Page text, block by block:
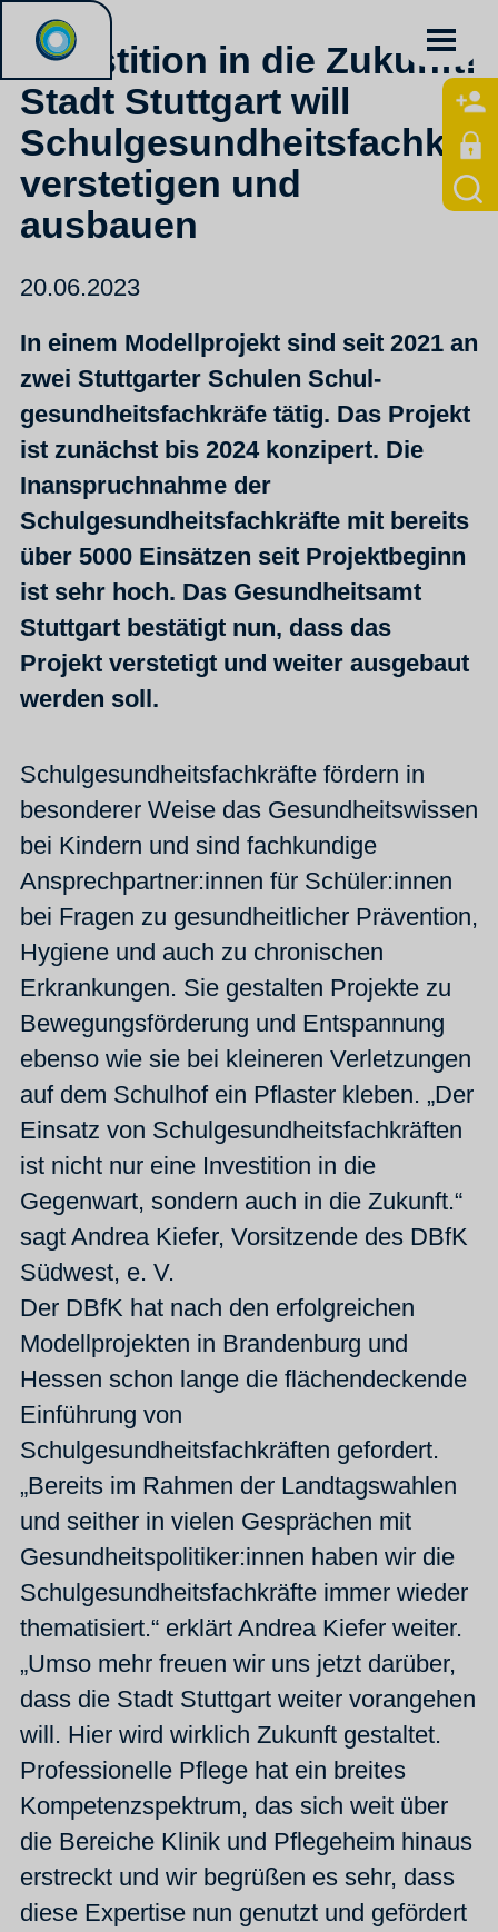
Investition in die Zukunft!
Stadt Stuttgart will
verstetigen und
ausbauen
20.06.2023
In einem Modellprojekt sind seit 2021 an
zwei Stuttgarter Schulen Schul-
gesundheitsfachkräfe tätig. Das Projekt
ist zunächst bis 2024 konzipert. Die
Inanspruchnahme der
Schulgesundheitsfachkräfte mit bereits
über 5000 Einsätzen seit Projektbeginn
ist sehr hoch. Das Gesundheitsamt
Stuttgart bestätigt nun, dass das
Projekt verstetigt und weiter ausgebaut
werden soll.
Schulgesundheitsfachkräfte fördern in
besonderer Weise das Gesundheitswissen
bei Kindern und sind fachkundige
Ansprechpartner:innen für Schüler:innen
bei Fragen zu gesundheitlicher Prävention,
Hygiene und auch zu chronischen
Erkrankungen. Sie gestalten Projekte zu
Bewegungsförderung und Entspannung
ebenso wie sie bei kleineren Verletzungen
auf dem Schulhof ein Pflaster kleben. „Der
Einsatz von Schulgesundheitsfachkräften
ist nicht nur eine Investition in die
Gegenwart, sondern auch in die Zukunft.“
sagt Andrea Kiefer, Vorsitzende des DBfK
Südwest, e. V.
Der DBfK hat nach den erfolgreichen
Modellprojekten in Brandenburg und
Hessen schon lange die flächendeckende
Einführung von
Schulgesundheitsfachkräften gefordert.
„Bereits im Rahmen der Landtagswahlen
und seither in vielen Gesprächen mit
Gesundheitspolitiker:innen haben wir die
Schulgesundheitsfachkräfte immer wieder
thematisiert.“ erklärt Andrea Kiefer weiter.
„Umso mehr freuen wir uns jetzt darüber,
dass die Stadt Stuttgart weiter vorangehen
will. Hier wird wirklich Zukunft gestaltet.
Professionelle Pflege hat ein breites
Kompetenzspektrum, das sich weit über
die Bereiche Klinik und Pflegeheim hinaus
erstreckt und wir begrüßen es sehr, dass
diese Expertise nun genutzt und gefördert